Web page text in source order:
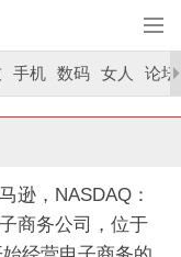
手机 数码 女人 论坛
逊，NASDAQ：
商务公司，位于